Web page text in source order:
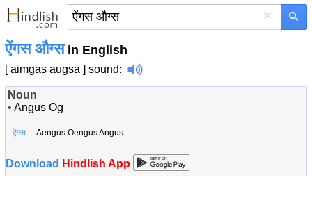
×
ऐंगस औग्सin English
[ aimgas augsa ] sound:
Noun
• Angus Og
ऐंगस: Aengus Oengus Angus
Download Hindlish App